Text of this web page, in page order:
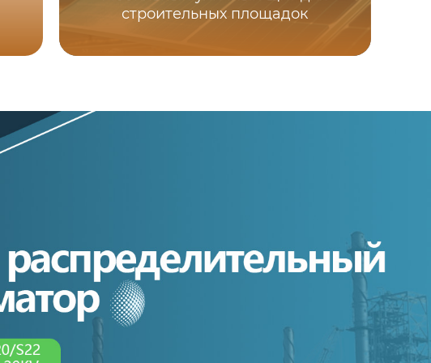
строительных площадок